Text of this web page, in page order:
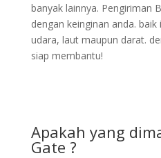
banyak lainnya. Pengiriman
dengan keinginan anda.
udara, laut maupun darat.
siap membantu!
Apakah yang
Gate ?